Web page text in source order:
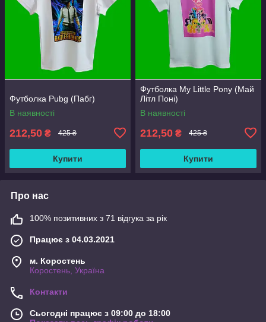
Футболка Pubg (Пабг)
В наявності
212,50 ₴ 425 ₴
Купити
Футболка My Little Pony (Май
Літл Поні)
В наявності
212,50 ₴ 425 ₴
Купити
Про нас
100% позитивних з 71 відгука за рік
Працює з 04.03.2021
м. Коростень
Коростень, Україна
Контакти
Сьогодні працює з 09:00 до 18:00